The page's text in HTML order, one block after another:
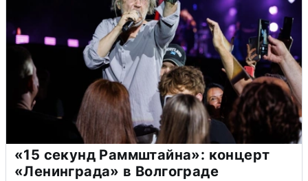
«15 секунд Раммштайна»: концерт
«Ленинграда» в Волгограде